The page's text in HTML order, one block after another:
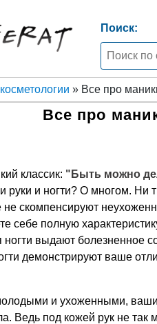
Поиск:
» Все про
Все про
классик: "Быть можно
руки и ногти? О многом. Ни
не скомпенсируют
себе полную
выдают болезненное
демонстрируют ваше
и ухоженными,
Ведь под кожей рук не так